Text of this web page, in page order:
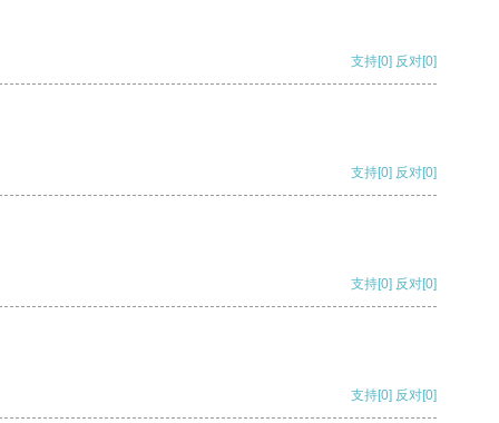
支持[0] 反对[0]
支持[0] 反对[0]
支持[0] 反对[0]
支持[0] 反对[0]